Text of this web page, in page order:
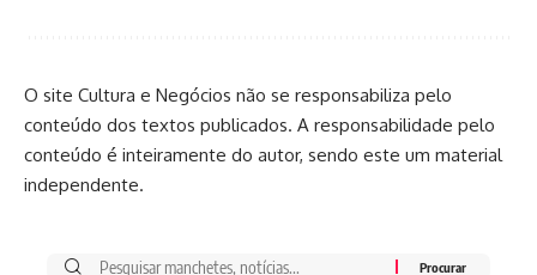
O site Cultura e Negócios não se responsabiliza pelo
conteúdo dos textos publicados. A responsabilidade pelo
conteúdo é inteiramente do autor, sendo este um material
independente.